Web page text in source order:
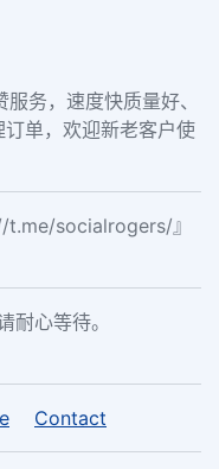
务，速度快质量好、
单，欢迎新老客户使
socialrogers/』
心等待。
Contact